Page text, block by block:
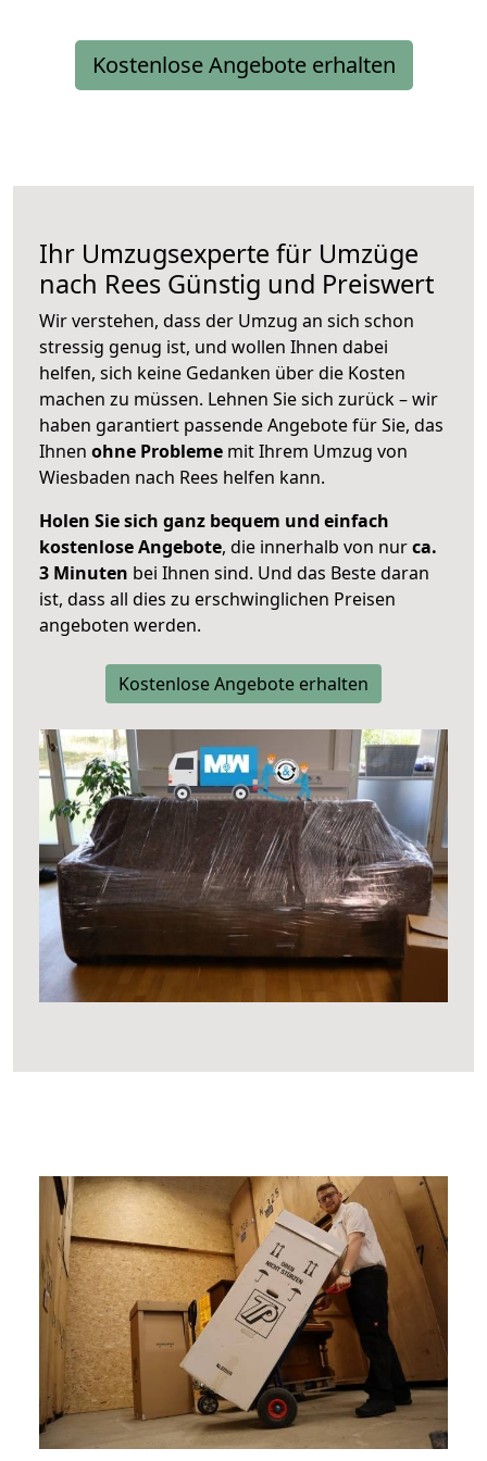
Kostenlose Angebote erhalten
Ihr Umzugsexperte für Umzüge
nach Rees Günstig und Preiswert
Wir verstehen, dass der Umzug an sich schon
stressig genug ist, und wollen Ihnen dabei
helfen, sich keine Gedanken über die Kosten
machen zu müssen. Lehnen Sie sich zurück – wir
haben garantiert passende Angebote für Sie, das
Ihnen ohne Probleme mit Ihrem Umzug von
Wiesbaden nach Rees helfen kann.
Holen Sie sich ganz bequem und einfach
kostenlose Angebote, die innerhalb von nurca.
3 Minuten bei Ihnen sind. Und das Beste daran
ist, dass all dies zu erschwinglichen Preisen
angeboten werden.
Kostenlose Angebote erhalten